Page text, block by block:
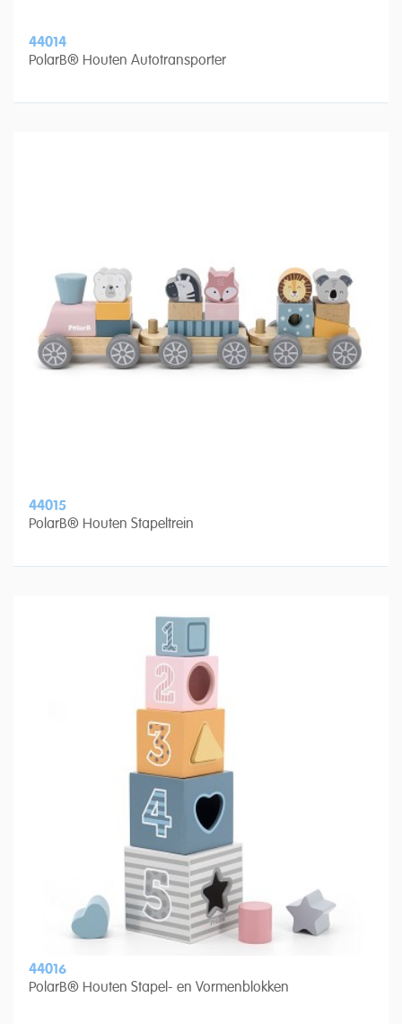
44014
PolarB® Houten Autotransporter
44015
PolarB® Houten Stapeltrein
44016
PolarB® Houten Stapel- en Vormenblokken